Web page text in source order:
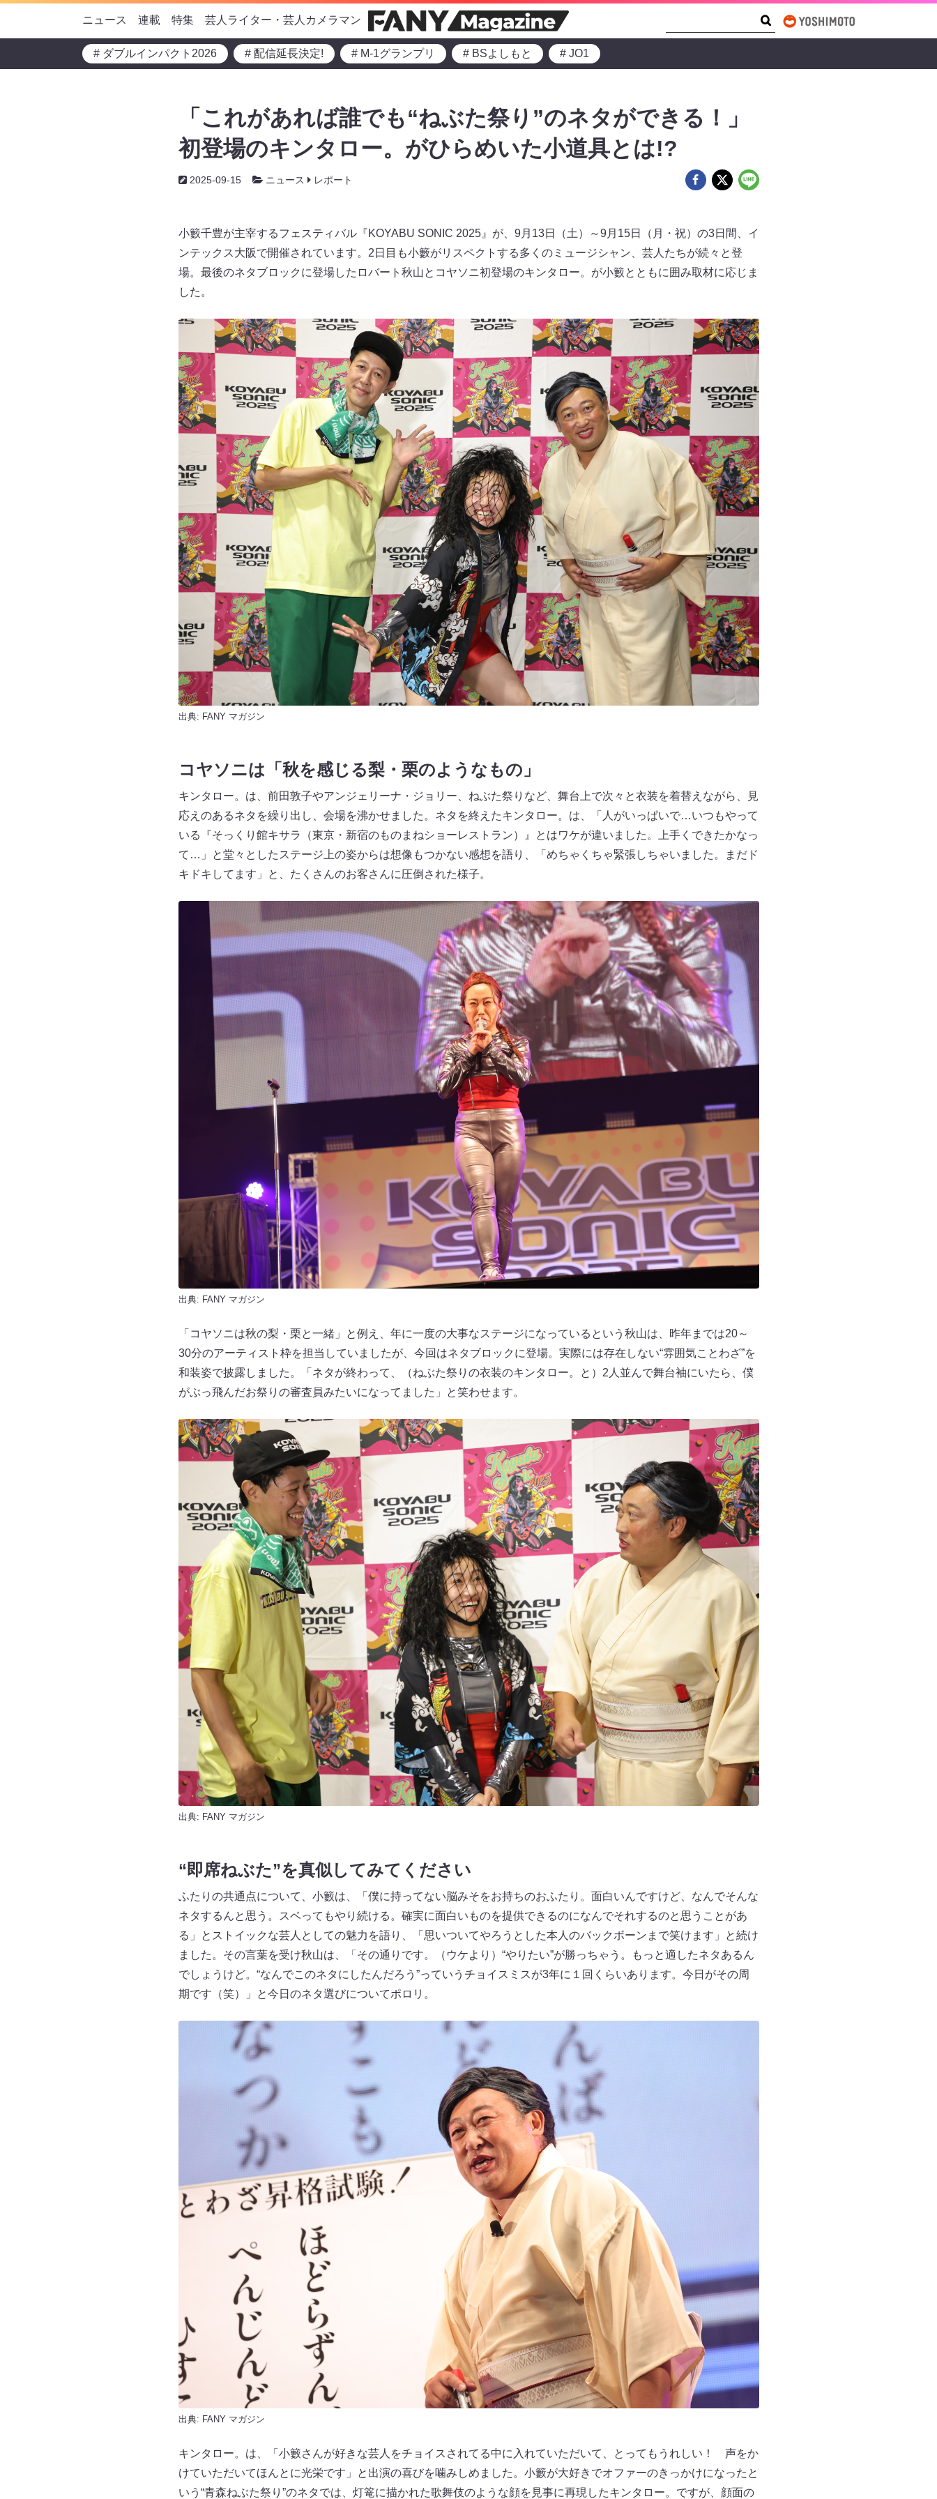
ニュース 連載 特集 芸人ライター・芸人カメラマン
# ダブルインパクト2026 # 配信延長決定! # M-1グランプリ # BSよしもと # JO1
「これがあれば誰でも“ねぶた祭り”のネタができる！」
初登場のキンタロー。がひらめいた小道具とは!?
2025-09-15 ニュース レポート
小籔千豊が主宰するフェスティバル『KOYABU SONIC 2025』が、9月13日（土）～9月15日（月・祝）の3日間、イ
ンテックス大阪で開催されています。2日目も小籔がリスペクトする多くのミュージシャン、芸人たちが続々と登
場。最後のネタブロックに登場したロバート秋山とコヤソニ初登場のキンタロー。が小籔とともに囲み取材に応じま
した。
出典: FANY マガジン
コヤソニは「秋を感じる梨・栗のようなもの」
キンタロー。は、前田敦子やアンジェリーナ・ジョリー、ねぶた祭りなど、舞台上で次々と衣装を着替えながら、見
応えのあるネタを繰り出し、会場を沸かせました。ネタを終えたキンタロー。は、「人がいっぱいで…いつもやって
いる『そっくり館キサラ（東京・新宿のものまねショーレストラン）』とはワケが違いました。上手くできたかなっ
て…」と堂々としたステージ上の姿からは想像もつかない感想を語り、「めちゃくちゃ緊張しちゃいました。まだド
キドキしてます」と、たくさんのお客さんに圧倒された様子。
出典: FANY マガジン
「コヤソニは秋の梨・栗と一緒」と例え、年に一度の大事なステージになっているという秋山は、昨年までは20～
30分のアーティスト枠を担当していましたが、今回はネタブロックに登場。実際には存在しない“雰囲気ことわざ”を
和装姿で披露しました。「ネタが終わって、（ねぶた祭りの衣装のキンタロー。と）2人並んで舞台袖にいたら、僕
がぶっ飛んだお祭りの審査員みたいになってました」と笑わせます。
出典: FANY マガジン
“即席ねぶた”を真似してみてください
ふたりの共通点について、小籔は、「僕に持ってない脳みそをお持ちのおふたり。面白いんですけど、なんでそんな
ネタするんと思う。スベってもやり続ける。確実に面白いものを提供できるのになんでそれするのと思うことがあ
る」とストイックな芸人としての魅力を語り、「思いついてやろうとした本人のバックボーンまで笑けます」と続け
ました。その言葉を受け秋山は、「その通りです。（ウケより）“やりたい”が勝っちゃう。もっと適したネタあるん
でしょうけど。“なんでこのネタにしたんだろう”っていうチョイスミスが3年に１回くらいあります。今日がその周
期です（笑）」と今日のネタ選びについてポロリ。
出典: FANY マガジン
キンタロー。は、「小籔さんが好きな芸人をチョイスされてる中に入れていただいて、とってもうれしい！ 声をか
けていただいてほんとに光栄です」と出演の喜びを噛みしめました。小籔が大好きでオファーのきっかけになったと
いう“青森ねぶた祭り”のネタでは、灯篭に描かれた歌舞伎のような顔を見事に再現したキンタロー。ですが、顔面の